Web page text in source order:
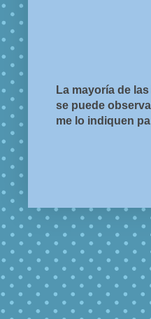
La mayoría de
se puede
me lo indiquen